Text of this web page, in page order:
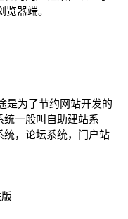
器端。
是为了节约网站开发的
一般叫自助建站系
，论坛系统，门户站